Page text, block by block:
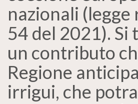
nazionali (legge
54 del 2021). Si
un contributo
Regione
irrigui, che